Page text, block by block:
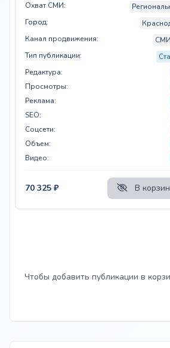
Охват СМИ:
Город:
Канал продвижения:
Тип публикации:
Редактура:
Просмотры:
Реклама:
SEO:
Соцсети:
Объем:
Видео:
70 325 ₽ В
Чтобы добавить публикации в